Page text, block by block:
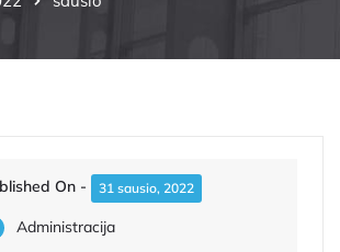
On - 31 sausio, 2022
Administracija